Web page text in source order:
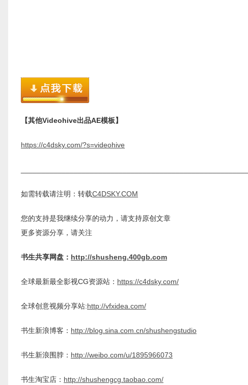
【其他Videohive出品AE模板】
https://c4dsky.com/?s=videohive
如需转载请注明：转载C4DSKY.COM
您的支持是我继续分享的动力，请支持原创文章
更多资源分享，请关注
书生共享网盘： http://shusheng.400gb.com
全球最新最全影视CG资源站： https://c4dsky.com/
全球创意视频分享站:http://vfxidea.com/
书生新浪博客： http://blog.sina.com.cn/shushengstudio
书生新浪围脖： http://weibo.com/u/1895966073
书生淘宝店： http://shushengcg.taobao.com/